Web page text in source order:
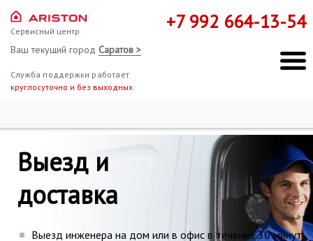
Сервисный центр
Ваш текущий город Саратов >
Служба поддержки работает
круглосуточно и без выходных
+7 992 664-13-54
Схема работы
Мы здесь, чтобы помочь!
Выезд и
доставка
Выезд инженера на дом или в офис в течение 30 минут